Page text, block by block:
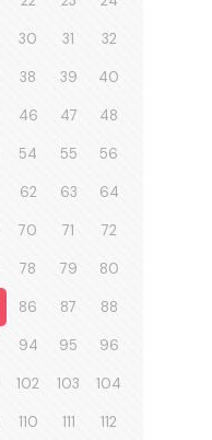
30 31 32
38 39 40
46 47 48
54 55 56
62 63 64
70 71 72
78 79 80
86 87 88
94 95 96
102 103 104
110 111 112